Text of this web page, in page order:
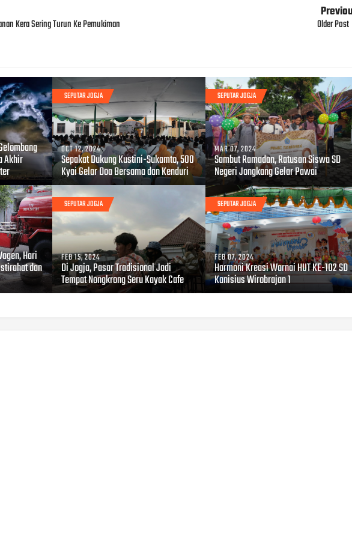
Kera Sering Turun Ke Pemukiman Older Post
Akhir
SEPUTAR JOGJA
OCT 12, 2024
Sepakat Dukung Kustini-Sukamto, 500
Kyai Gelar Doa Bersama dan Kenduri
SEPUTAR JOGJA
MAR 07, 2024
Sambut Ramadan, Ratusan Siswa SD
Negeri Jongkang Gelar Pawai
Hari
dan
SEPUTAR JOGJA
FEB 15, 2024
Di Jogja, Pasar Tradisional Jadi
Tempat Nongkrong Seru Kayak Cafe
SEPUTAR JOGJA
FEB 07, 2024
Harmoni Kreasi Warnai HUT KE-102 SD
Kanisius Wirobrajan 1